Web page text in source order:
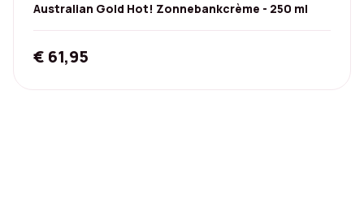
Australian Gold Hot! Zonnebankcrème - 250 ml
€ 61,95